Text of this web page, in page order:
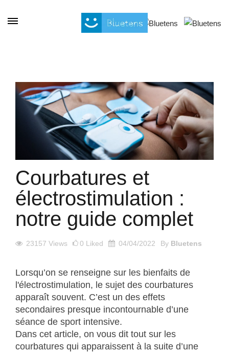
Courbatures et
électrostimulation :
notre guide complet
23157 Views 0 Liked 04/04/2022 By Bluetens
Lorsqu’on se renseigne sur les bienfaits de
l'électrostimulation, le sujet des courbatures
apparaît souvent. C’est un des effets
secondaires presque incontournable d’une
séance de sport intensive.
Dans cet article, on vous dit tout sur les
courbatures qui apparaissent à la suite d’une